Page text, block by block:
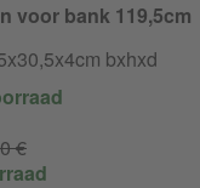
voor bank 119,5cm
bxhxd
€